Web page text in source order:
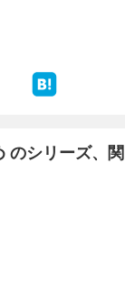
のシリーズ、関